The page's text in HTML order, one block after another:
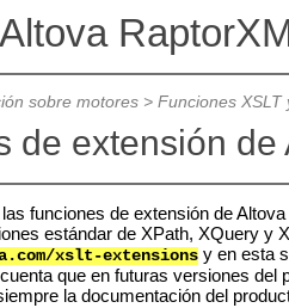
Altova
sobre motores> Funciones XSLT
de extensión de
funciones de extensión de
estándar de XPath, XQuery y
xslt-extensionsy en esta
que en futuras versiones
la documentación del